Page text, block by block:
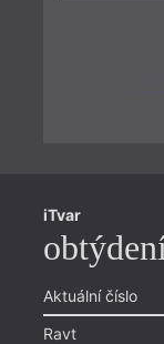
iTvar
Aktuální číslo
Ravt